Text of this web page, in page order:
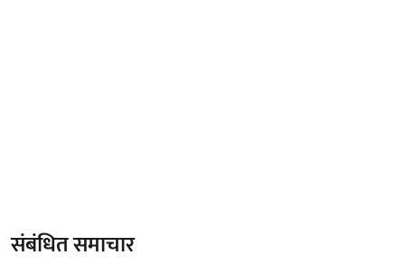
संबंधित समाचार